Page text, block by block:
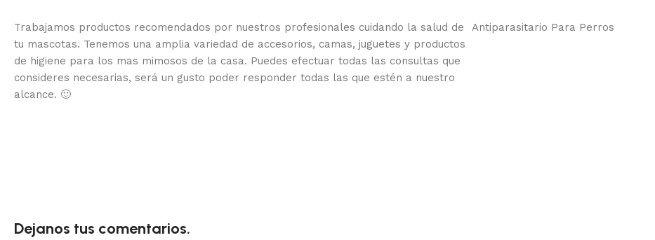
Trabajamos productos recomendados por nuestros profesionales cuidando la salud de
tu mascotas. Tenemos una amplia variedad de accesorios, camas, juguetes y productos
de higiene para los mas mimosos de la casa. Puedes efectuar todas las consultas que
consideres necesarias, será un gusto poder responder todas las que estén a nuestro
alcance. 🙂
Antiparasitario Para Perros
Dejanos tus comentarios.